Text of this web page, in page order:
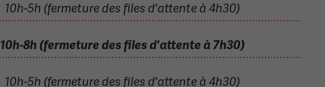
10h-5h (fermeture des files d'attente à 4h30)
10h-8h (fermeture des files d'attente à 7h30)
10h-5h (fermeture des files d'attente à 4h30)